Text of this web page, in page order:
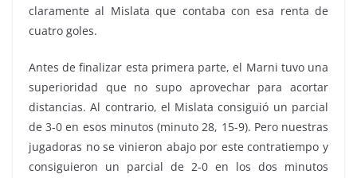
claramente al Mislata que contaba con esa renta de
cuatro goles.
Antes de finalizar esta primera parte, el Marni tuvo una
superioridad que no supo aprovechar para acortar
distancias. Al contrario, el Mislata consiguió un parcial
de 3-0 en esos minutos (minuto 28, 15-9). Pero nuestras
jugadoras no se vinieron abajo por este contratiempo y
consiguieron un parcial de 2-0 en los dos minutos